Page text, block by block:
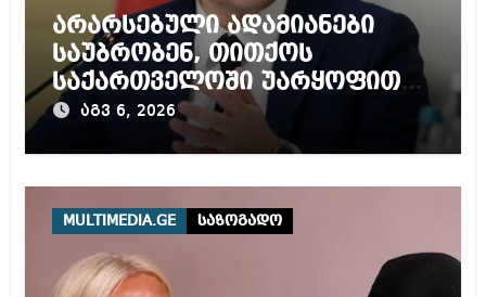
არარსებული ადამიანები
საუბრობენ, თითქოს
საქართველოში უარყოფითი
გარემოა შექმნილი რუსი
ტურისტებისთვის, ჩვენი კარი
აგვ 6, 2026
MULTIMEDIA.GE საზოგადო